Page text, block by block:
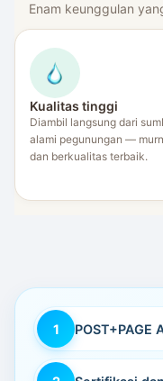
Enam keunggulan
Kualitas tinggi
Diambil langsung dari
alami pegunungan —
dan berkualitas terbaik.